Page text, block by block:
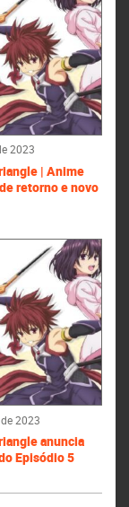
2023
| Anime
retorno e novo
2023
anuncia
Episódio 5